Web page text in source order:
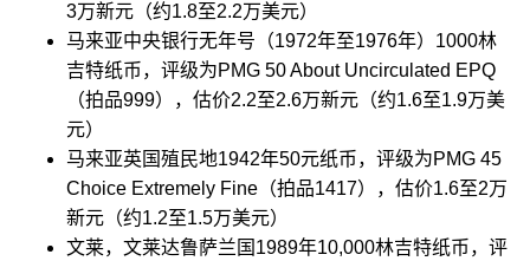
3万新元（约1.8至2.2万美元）
马来亚中央银行无年号（1972年至1976年）1000林
吉特纸币，评级为PMG 50 About Uncirculated EPQ
（拍品999），估价2.2至2.6万新元（约1.6至1.9万美
元）
马来亚英国殖民地1942年50元纸币，评级为PMG 45
Choice Extremely Fine（拍品1417），估价1.6至2万
新元（约1.2至1.5万美元）
文莱，文莱达鲁萨兰国1989年10,000林吉特纸币，评